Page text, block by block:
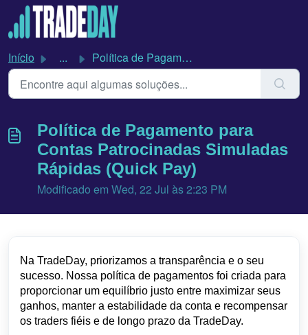
Avançar para o conteúdo principal
Início ... Política de Pagamento para Contas Patrocinadas Simuladas ...
Política de Pagamento para
Contas Patrocinadas Simuladas
Rápidas (Quick Pay)
Modificado em Wed, 22 Jul às 2:23 PM
Na TradeDay, priorizamos a transparência e o seu
sucesso. Nossa política de pagamentos foi criada para
proporcionar um equilíbrio justo entre maximizar seus
ganhos, manter a estabilidade da conta e recompensar
os traders fiéis e de longo prazo da TradeDay.